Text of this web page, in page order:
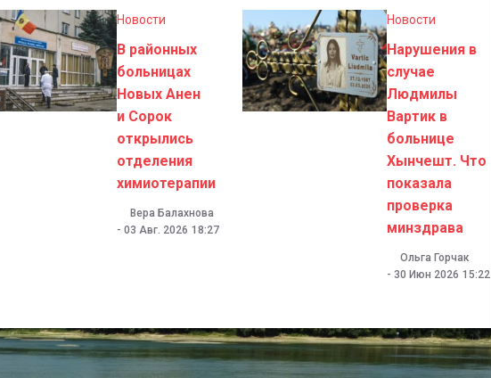
Новости
В районных
больницах
Новых Анен
и Сорок
открылись
отделения
химиотерапии
Вера Балахнова
- 03 Авг. 2026 18:27
Новости
Нарушения в
случае
Людмилы
Вартик в
больнице
Хынчешт. Что
показала
проверка
минздрава
Ольга Горчак
- 30 Июн 2026 15:22